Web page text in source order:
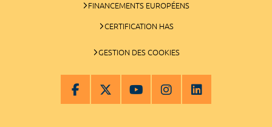
FINANCEMENTS EUROPÉENS
CERTIFICATION HAS
GESTION DES COOKIES